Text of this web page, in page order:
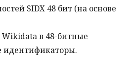
SIDX 48 бит (на основе
в 48-битные
идентификаторы.